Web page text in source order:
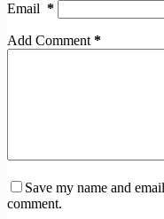
Email *
Add Comment *
Save my name and
comment.